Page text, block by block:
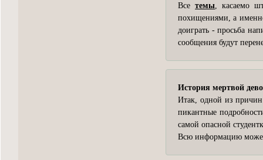
Всетемы , касаемо
похищениями, а
доиграть - просьба
сообщения будут
История мертвой
Итак, одной из причин
пикантные
самой опасной
Всю информацию